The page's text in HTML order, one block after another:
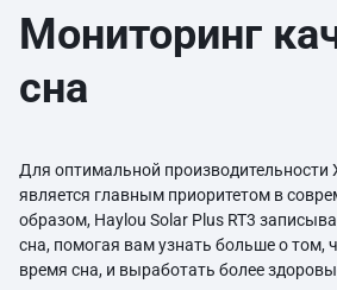
Мониторинг
сна
Для оптимальной производительности
является главным приоритетом в
образом, Haylou Solar Plus RT3
сна, помогая вам узнать больше о том,
время сна, и выработать более